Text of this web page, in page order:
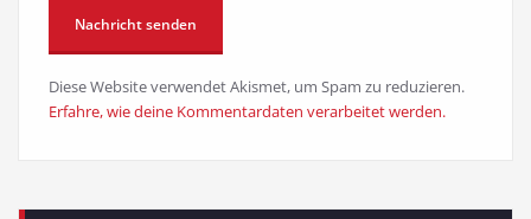
Diese Website verwendet Akismet, um Spam zu reduzieren.
Erfahre, wie deine Kommentardaten verarbeitet werden.